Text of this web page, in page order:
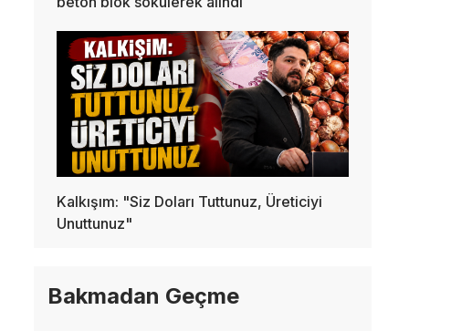
Kalkışım: "Siz Doları Tuttunuz, Üreticiyi
Unuttunuz"
Bakmadan Geçme